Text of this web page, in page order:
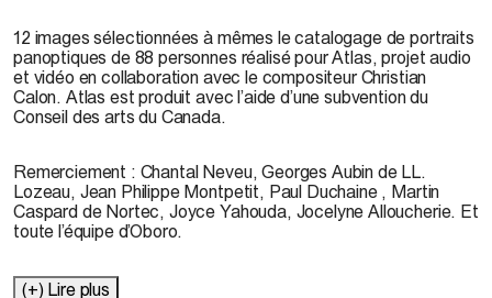
12 images sélectionnées à mêmes le catalogage de portraits
panoptiques de 88 personnes réalisé pour Atlas, projet audio
et vidéo en collaboration avec le compositeur Christian
Calon. Atlas est produit avec l’aide d’une subvention du
Conseil des arts du Canada.
Remerciement : Chantal Neveu, Georges Aubin de LL.
Lozeau, Jean Philippe Montpetit, Paul Duchaine , Martin
Caspard de Nortec, Joyce Yahouda, Jocelyne Alloucherie. Et
toute l’équipe d’Oboro.
(+) Lire plus